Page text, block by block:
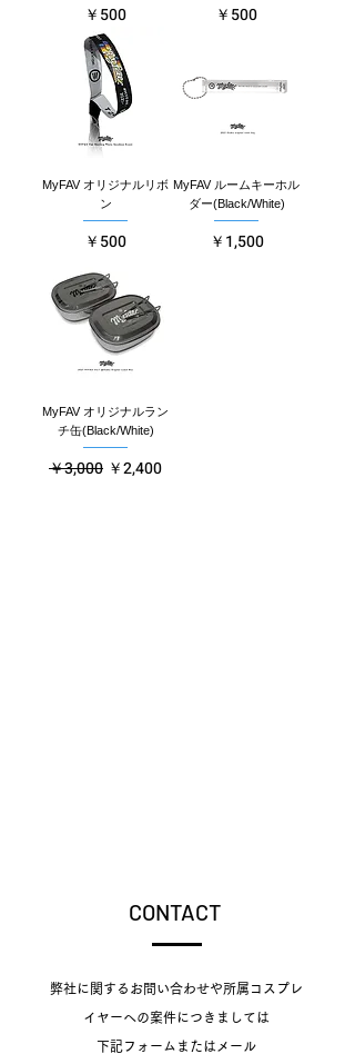
価格
￥500 価格
￥500
MyFAV オリジナルリボ
ン
価格
￥500
MyFAV ルームキーホル
ダー(Black/White)
価格
￥1,500
MyFAV オリジナルラン
チ缶(Black/White)
通常価格
￥3,000 セール価格
￥2,400
CONTACT
弊社に関するお問い合わせや所属コスプレ
イヤーへの案件につきましては
下記フォームまたはメール